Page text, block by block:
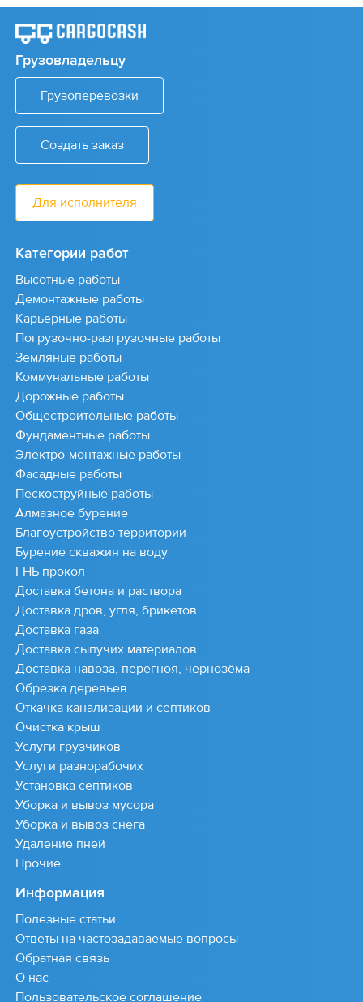
Грузовладельцу
Грузоперевозки
Создать заказ
Для исполнителя
Категории работ
Высотные работы
Демонтажные работы
Карьерные работы
Погрузочно-разгрузочные работы
Земляные работы
Коммунальные работы
Дорожные работы
Общестроительные работы
Фундаментные работы
Электро-монтажные работы
Фасадные работы
Пескоструйные работы
Алмазное бурение
Благоустройство территории
Бурение скважин на воду
ГНБ прокол
Доставка бетона и раствора
Доставка дров, угля, брикетов
Доставка газа
Доставка сыпучих материалов
Доставка навоза, перегноя, чернозёма
Обрезка деревьев
Откачка канализации и септиков
Очистка крыш
Услуги грузчиков
Услуги разнорабочих
Установка септиков
Уборка и вывоз мусора
Уборка и вывоз снега
Удаление пней
Прочие
Информация
Полезные статьи
Ответы на частозадаваемые вопросы
Обратная связь
О нас
Пользовательское соглашение